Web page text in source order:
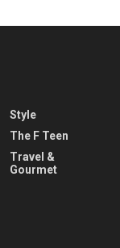
Style
The F Teen
Travel &
Gourmet